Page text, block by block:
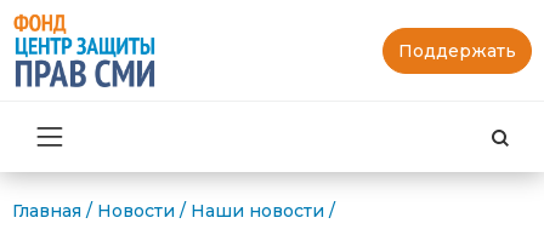
Поддержать
Главная / Новости / Наши новости /